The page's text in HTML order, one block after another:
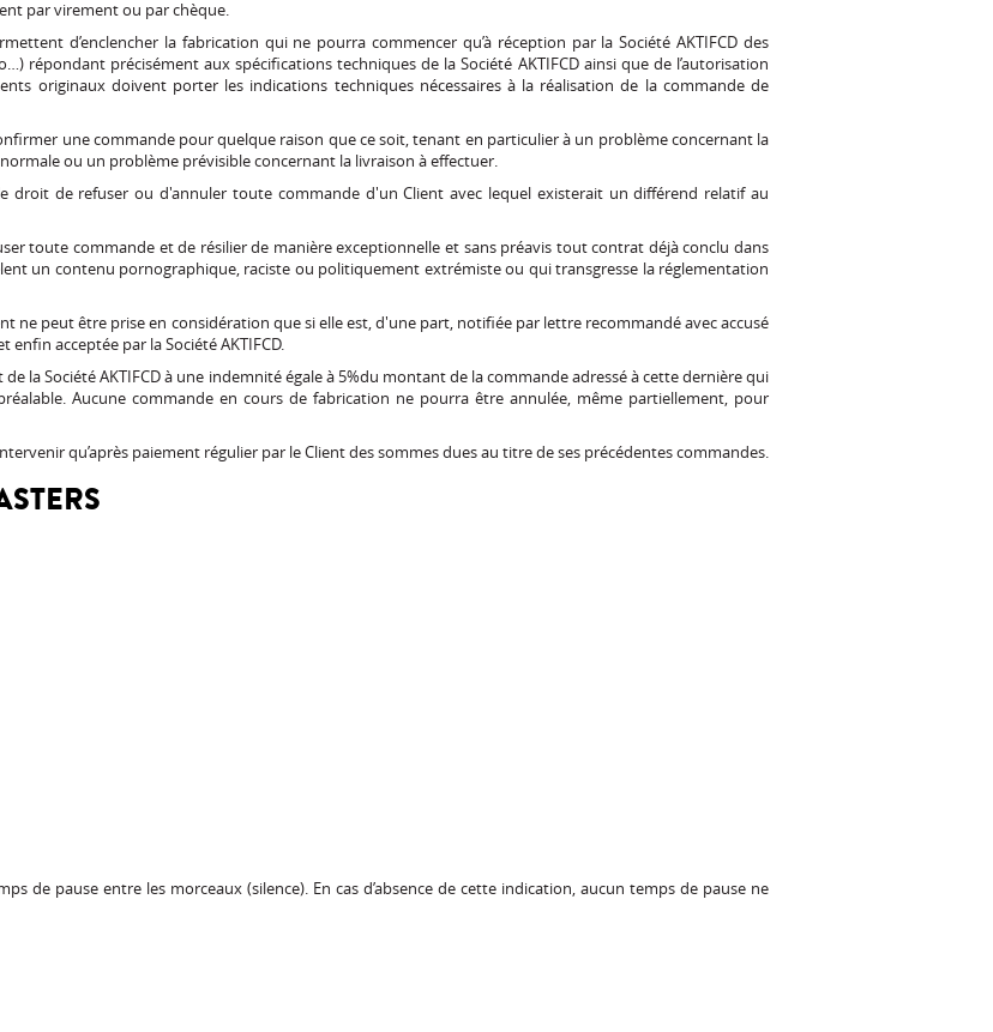
par virement ou par chèque.
d’enclencher la fabrication qui ne pourra commencer qu’à réception par la Société AKTIFCD des
répondant précisément aux spécifications techniques de la Société AKTIFCD ainsi que de l’autorisation
originaux doivent porter les indications techniques nécessaires à la réalisation de la commande de
une commande pour quelque raison que ce soit, tenant en particulier à un problème concernant la
ou un problème prévisible concernant la livraison à effectuer.
droit de refuser ou d'annuler toute commande d'un Client avec lequel existerait un différend relatif au
toute commande et de résilier de manière exceptionnelle et sans préavis tout contrat déjà conclu dans
un contenu pornographique, raciste ou politiquement extrémiste ou qui transgresse la réglementation
ne peut être prise en considération que si elle est, d'une part, notifiée par lettre recommandé avec accusé
acceptée par la Société AKTIFCD.
la Société AKTIFCD à une indemnité égale à 5%du montant de la commande adressé à cette dernière qui
Aucune commande en cours de fabrication ne pourra être annulée, même partiellement, pour
qu’après paiement régulier par le Client des sommes dues au titre de ses précédentes commandes.
de pause entre les morceaux (silence). En cas d’absence de cette indication, aucun temps de pause ne